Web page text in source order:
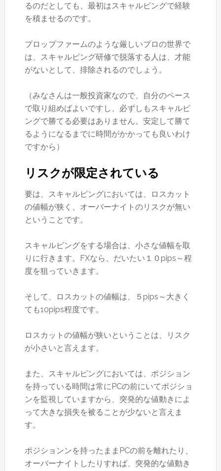
るのだとしても、最初はスキャルピングで経験
を積ませるのです。
プロップファームのような厳しいプロの世界で
は、スキャルピング研修で脱落する人は、才能
がないとして、排除されるのでしょう。
（みなさんは一般投資家なので、自分のペース
で取り組めばよいですし、必ずしもスキャルピ
ングで勝てる必要はありません。安定して勝て
るようになるまでに時間がかかっても良いわけ
ですから）
リスクが限定されている
要は、スキャルピングにおいては、ロスカット
の値幅が狭く、オーバーナイトのリスクが無い
ということです。
スキャルピングをする場合は、小さな値幅を取
りに行きます。FXなら、だいたい１０pips～程
度を狙っていきます。
そして、ロスカットの値幅は、５pips～大きく
ても10pips程度です。
ロスカットの値幅が狭いということは、リスク
が小さいと言えます。
また、スキャルピングにおいては、ポジション
を持っている時間は常にPCの前にいてポジショ
ンを監視していますから、突発的な値動きによ
って大きな損失を被ることが少ないと言えま
す。
ポジションンを持ったままPCの前を離れたり、
オーバーナイトしたりすれば、突発的な値動き